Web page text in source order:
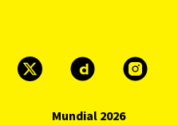
Mundial 2026